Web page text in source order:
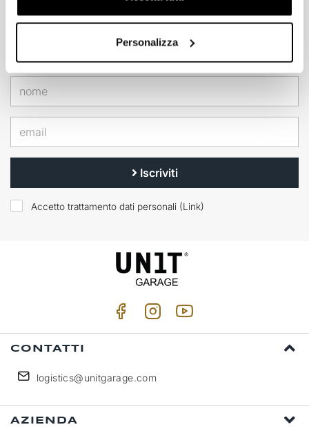
Personalizza
EMAIL NEWSLETTER
Iscriviti gratuitamente alla nostra newsletter.
Iscriviti
Accetto trattamento dati personali (Link)
CONTATTI
logistics@unitgarage.com
AZIENDA